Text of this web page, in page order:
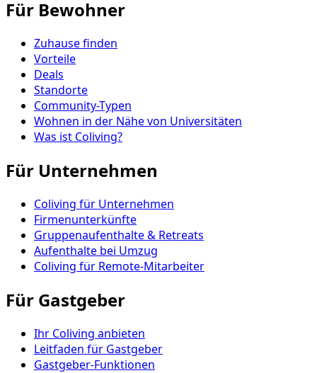
Für Bewohner
Zuhause finden
Vorteile
Deals
Standorte
Community-Typen
Wohnen in der Nähe von Universitäten
Was ist Coliving?
Für Unternehmen
Coliving für Unternehmen
Firmenunterkünfte
Gruppenaufenthalte & Retreats
Aufenthalte bei Umzug
Coliving für Remote-Mitarbeiter
Für Gastgeber
Ihr Coliving anbieten
Leitfaden für Gastgeber
Gastgeber-Funktionen